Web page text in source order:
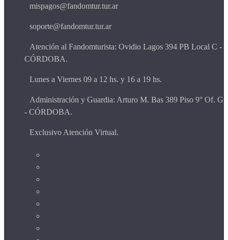
mispagos@fandomtur.tur.ar
soporte@fandomtur.tur.ar
Atención al Fandomturista: Ovidio Lagos 394 PB Local C -
CÓRDOBA.
Lunes a Viernes 09 a 12 hs. y 16 a 19 hs.
Administración y Guardia: Arturo M. Bas 389 Piso 9° Of. G
- CÓRDOBA.
Exclusivo Atención Virtual.